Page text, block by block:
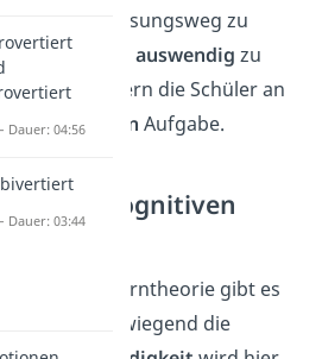
ist es, den Lösungsweg zu
und nicht auswendig zu
Sonst scheitern die Schüler an
Aufgabe.
an der kognitiven
kognitiven Lerntheorie gibt es
Kritik. Vorwiegend die
Dauer: 04:56
Dauer: 03:44